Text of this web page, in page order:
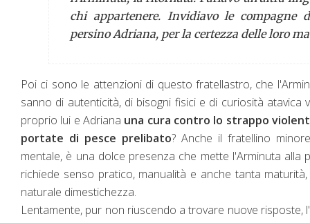
chi appartenere. Invidiavo le compagne
persino Adriana, per la certezza delle loro
Poi ci sono le attenzioni di questo fratellastro, che
sanno di autenticità, di bisogni fisici e di curiosità atavica
proprio lui e Adriana una cura contro lo strappo
portate di pesce prelibato? Anche il fratellino
mentale, è una dolce presenza che mette l'Arminuta alla
richiede senso pratico, manualità e anche tanta
naturale dimestichezza.
Lentamente, pur non riuscendo a trovare nuove risposte,